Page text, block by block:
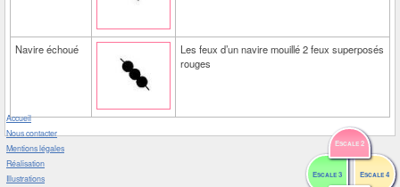
Accueil
Nous contacter
Mentions légales
Réalisation
Illustrations
Escale 4
Escale 3
Escale 2
Navire échoué
Les feux d’un navire mouillé 2 feux superposés
rouges